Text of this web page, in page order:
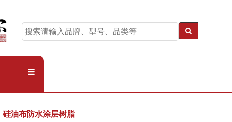
硅油布防水涂层树脂